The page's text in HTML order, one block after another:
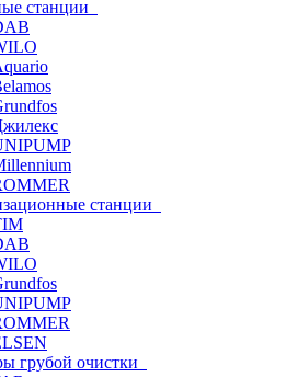
станции
станции
грубой очистки